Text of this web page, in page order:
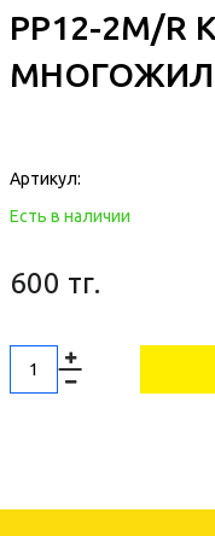
PP12-2M/R
Артикул:
Есть в наличии
600 тг.